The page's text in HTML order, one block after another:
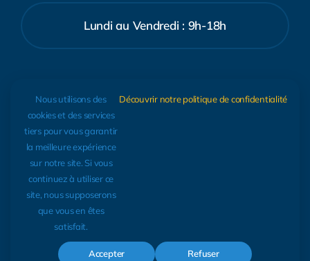
Lundi au Vendredi : 9h-18h
07.66.28.28.86
© 2017 - 2026 • RoyDesign, infographiste à Nice • Tous
droits réservés •Mentions légales•Politique de
Nous utilisons des
cookies et des services
tiers pour vous garantir
la meilleure expérience
sur notre site. Si vous
continuez à utiliser ce
site, nous supposerons
que vous en êtes
satisfait.
Découvrir notre politique de confidentialité
Accepter Refuser